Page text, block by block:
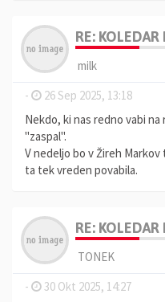
RE:
milk
-
26 Sep 2025, 13:18
Nekdo, ki nas redno vabi
"zaspal".
V nedeljo bo v Žireh
ta tek vreden povabila.
RE:
TONEK
-
30 Okt 2025, 14:27